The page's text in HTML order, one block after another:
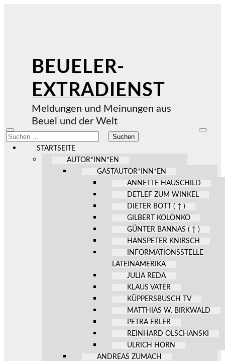
BEUELER-
EXTRADIENST
Meldungen und Meinungen aus
Beuel und der Welt
Mobile-
Menü
ein-/ausblenden
Suchen
nach:
STARTSEITE
AUTOR*INN*EN
GASTAUTOR*INN*EN
ANNETTE HAUSCHILD
DETLEF ZUM WINKEL
DIETER BOTT ( † )
GILBERT KOLONKO
GÜNTER BANNAS ( † )
HANSPETER KNIRSCH
INFORMATIONSSTELLE
LATEINAMERIKA
JULIA REDA
KLAUS VATER
KÜPPERSBUSCH TV
MATTHIAS W. BIRKWALD
PETRA ERLER
REINHARD OLSCHANSKI
ULRICH HORN
ANDREAS ZUMACH